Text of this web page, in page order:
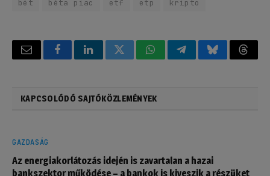
bét béta piac etf etp kripto
Email FacebookLinkedInTwitterWhatsAppTelegramBluesky
KAPCSOLÓDÓ SAJTÓKÖZLEMÉNYEK
GAZDASÁG
Az energiakorlátozás idején is zavartalan a hazai
bankszektor működése – a bankok is kiveszik a részüket